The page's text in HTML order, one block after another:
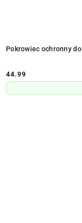
Pokrowiec ochronny
Cena:
44.99